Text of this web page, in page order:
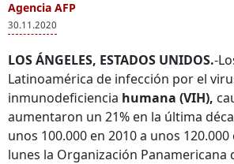
Agencia AFP
30.11.2020
LOS ÁNGELES, ESTADOS UNIDOS.-
Latinoamérica de infección por el
inmunodeficiencia humana (VIH),
aumentaron un 21% en la última
unos 100.000 en 2010 a unos
lunes la Organización Panamericana